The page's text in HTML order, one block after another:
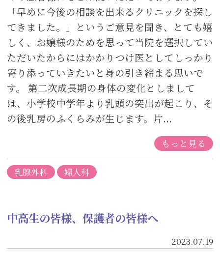
「早めに今後の相談を出来るクリニックを探し
てきました。」というご意見を聞き、とても嬉
しく、お嬢様のためを思って当院を選択してい
ただいたからにはかかりつけ医としてしっかり
寄り添っていきたいと身の引き締まる思いで
す。 第二次成長期の身体の変化としまして
は、小学校中学年より乳頭の突出が起こり、そ
の後乳房のふくらみが生じます。片...
もっと見る
乳腺外科 婦人科
中高生の皆様、保護者の皆様へ
2023.07.19